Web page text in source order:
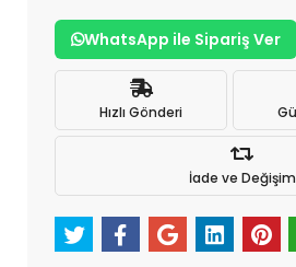
WhatsApp ile Sipariş Ver
Hızlı Gönderi
İade ve Değişim